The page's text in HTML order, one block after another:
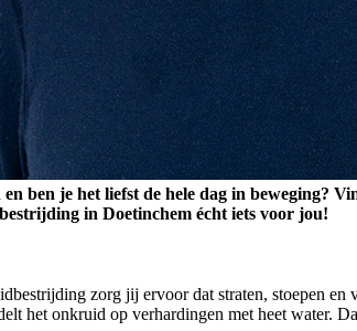
ben je het liefst de hele dag in beweging?
in Doetinchem écht iets voor jou!
zorg jij ervoor dat straten, stoepen en
het onkruid op verhardingen met heet water.